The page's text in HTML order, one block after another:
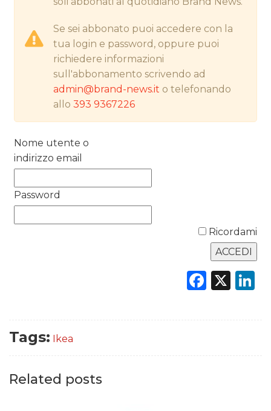
PREVISIONI/SCENARI
NORMATIVE
OPINIONI
Se sei abbonato puoi accedere con la
tua login e password, oppure puoi
richiedere informazioni
sull'abbonamento scrivendo ad
admin@brand-news.it o telefonando
allo393 9367226
Nome utente o
indirizzo email
Password
Ricordami
X
Tags: Ikea
Related posts